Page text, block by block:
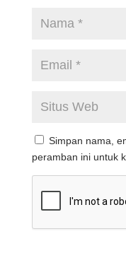
Simpan nama,
peramban ini untuk